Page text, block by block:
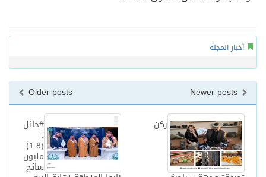
أخبار المجلة
Older posts
#حائل
:
(1.8)
مليون
سائح
ركن